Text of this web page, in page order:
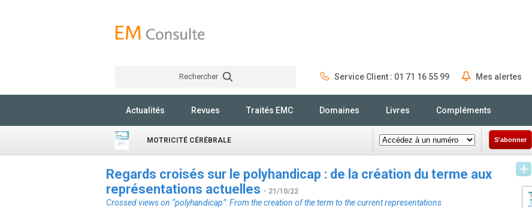
Rechercher Service Client : 01 71 16 55 99 Mes alertes
Actualités Revues Traités EMC Domaines Livres Compléments
MOTRICITÉ CÉRÉBRALE S'abonner
Regards croisés sur le polyhandicap : de la création du terme aux
représentations actuelles - 21/10/22
Crossed views on “polyhandicap”: From the creation of the term to the current representations